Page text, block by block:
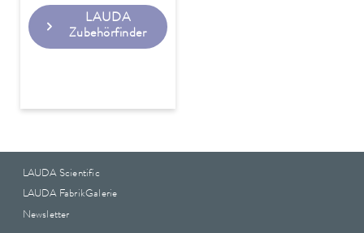
LAUDA
Zubehörfinder
LAUDA Scientific
LAUDA FabrikGalerie
Newsletter